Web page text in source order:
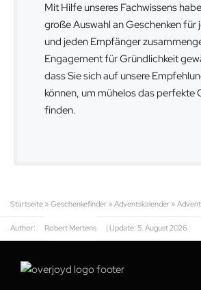
Mit Hilfe unseres Fachwissens
große Auswahl an Geschenken für
und jeden Empfänger
Engagement für Gründlichkeit
dass Sie sich auf unsere
können, um mühelos das perfekte
finden.
Startseite » Geschenkefinder » Adventskalender »
Author: Robert Mertens | Update: 5. August 2026